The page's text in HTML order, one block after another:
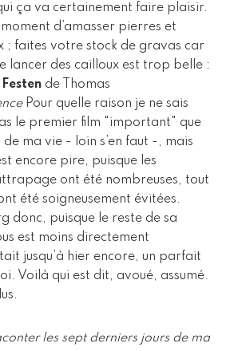
ça va certainement faire plaisir.
moment d’amasser pierres et
; faites votre stock de gravas car
lancer des cailloux est trop belle :
Festen de Thomas
Pour quelle raison je ne sais
le premier film "important" que
ma vie - loin s’en faut -, mais
encore pire, puisque les
ont été nombreuses, tout
été soigneusement évitées.
donc, puisque le reste de sa
est moins directement
jusqu’à hier encore, un parfait
Voilà qui est dit, avoué, assumé.
les sept derniers jours de ma